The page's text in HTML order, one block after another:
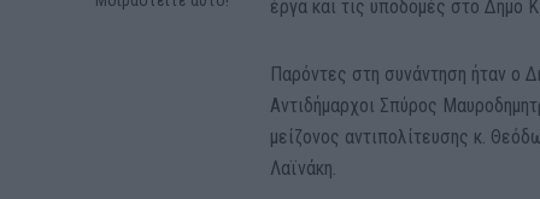
έργα και τις υποδομές στο Δήμο
Παρόντες στη συνάντηση ήταν ο
Αντιδήμαρχοι Σπύρος
μείζονος αντιπολίτευσης κ.
Λαϊνάκη.